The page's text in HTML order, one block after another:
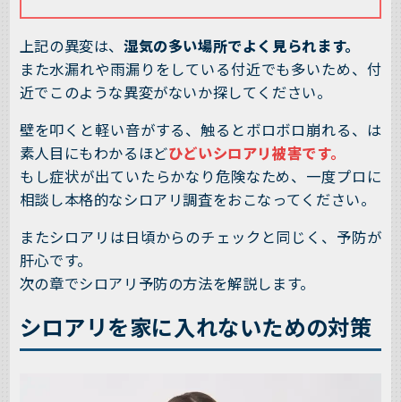
上記の異変は、湿気の多い場所でよく見られます。
また水漏れや雨漏りをしている付近でも多いため、付
近でこのような異変がないか探してください。
壁を叩くと軽い音がする、触るとボロボロ崩れる、は
素人目にもわかるほどひどいシロアリ被害です。
もし症状が出ていたらかなり危険なため、一度プロに
相談し本格的なシロアリ調査をおこなってください。
またシロアリは日頃からのチェックと同じく、予防が
肝心です。
次の章でシロアリ予防の方法を解説します。
シロアリを家に入れないための対策